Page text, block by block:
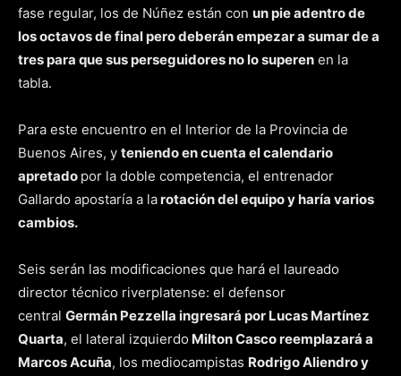
fase regular, los de Núñez están con un pie adentro de
los octavos de final pero deberán empezar a sumar de a
tres para que sus perseguidores no lo superen en la
tabla.
Para este encuentro en el Interior de la Provincia de
Buenos Aires, y teniendo en cuenta el calendario
apretado por la doble competencia, el entrenador
Gallardo apostaría a larotación del equipo y haría varios
cambios.
Seis serán las modificaciones que hará el laureado
director técnico riverplatense: el defensor
central Germán Pezzella ingresará por Lucas Martínez
Quarta, el lateral izquierdo Milton Casco reemplazará a
Marcos Acuña, los mediocampistas Rodrigo Aliendro y